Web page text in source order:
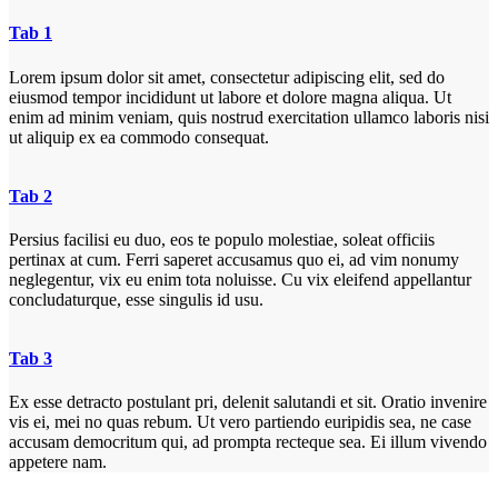
Tab 1
Lorem ipsum dolor sit amet, consectetur adipiscing elit, sed do
eiusmod tempor incididunt ut labore et dolore magna aliqua. Ut
enim ad minim veniam, quis nostrud exercitation ullamco laboris nisi
ut aliquip ex ea commodo consequat.
Tab 2
Persius facilisi eu duo, eos te populo molestiae, soleat officiis
pertinax at cum. Ferri saperet accusamus quo ei, ad vim nonumy
neglegentur, vix eu enim tota noluisse. Cu vix eleifend appellantur
concludaturque, esse singulis id usu.
Tab 3
Ex esse detracto postulant pri, delenit salutandi et sit. Oratio invenire
vis ei, mei no quas rebum. Ut vero partiendo euripidis sea, ne case
accusam democritum qui, ad prompta recteque sea. Ei illum vivendo
appetere nam.